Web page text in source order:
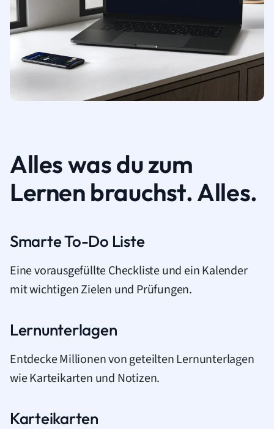
Alles was du zum
Lernen brauchst. Alles.
Smarte To-Do Liste
Eine vorausgefüllte Checkliste und ein Kalender
mit wichtigen Zielen und Prüfungen.
Lernunterlagen
Entdecke Millionen von geteilten Lernunterlagen
wie Karteikarten und Notizen.
Karteikarten